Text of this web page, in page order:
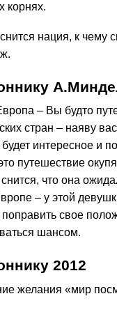
корнях.
нация, к чему
– Вы будто
стран – наяву
интересное и
путешествие
что она
– у этой
свое
шансом.
2012
желания «мир